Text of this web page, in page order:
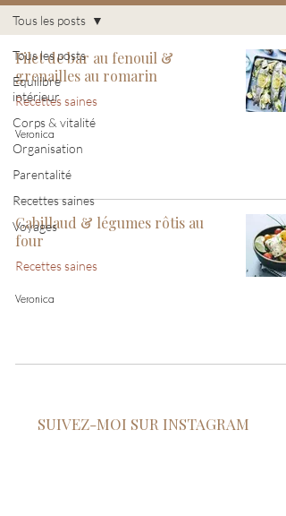
Tous les posts
Equilibre
intérieur
Corps & vitalité
Organisation
Parentalité
Recettes saines
Voyages
Tous les posts
Filet de bar au fenouil &
grenailles au romarin
Recettes saines
Veronica
Cabillaud & légumes rôtis au
four
Recettes saines
Veronica
SUIVEZ-MOI SUR INSTAGRAM